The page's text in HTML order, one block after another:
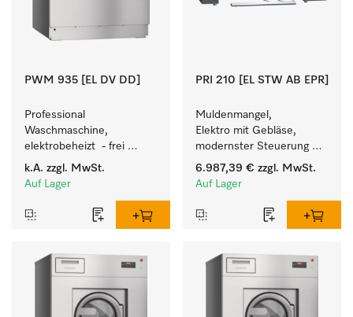
PWM 935 [EL DV DD]
Professional
Waschmaschine,
elektrobeheizt  - frei
programmierbar.
Beladungsmenge 35 kg.
k.A. zzgl. MwSt.
Auf Lager
PRI 210 [EL STW AB EPR]
Muldenmangel,
Elektro mit Gebläse,
modernster Steuerung
und flexibler Bedienhöhe.
6.987,39 € zzgl. MwSt.
Auf Lager